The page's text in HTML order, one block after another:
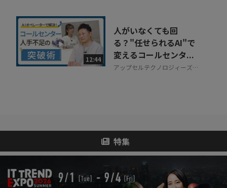
12:44
人がいなくても回
る？"任せられるAI"で
変えるコールセンタ...
アップセルテクノロジィーズ株
特集